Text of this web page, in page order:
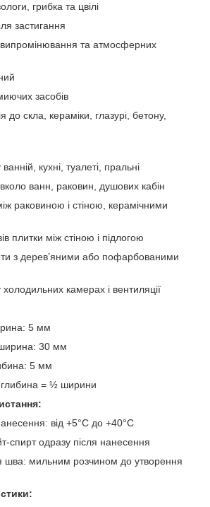
грибка та цвілі
застигання
та атмосферних
засобів
до скла, кераміки, глазурі, бетону,
кухні, туалеті, пральні
ванн, раковин, душових кабін
раковиною і стіною, керамічними
плитки між стіною і підлогою
з дерев’яними або пофарбованими
холодильних камерах і вентиляції
5 мм
30 мм
5 мм
глибина = ½ ширини
від +5°C до +40°C
спирт одразу після нанесення
шва: мильним розчином до утворення